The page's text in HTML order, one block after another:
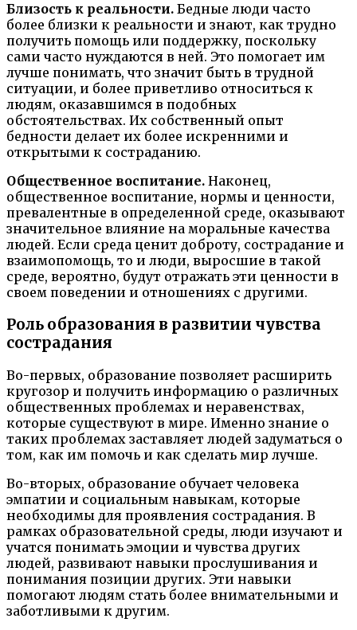
Близость к реальности. Бедные люди часто
более близки к реальности и знают, как трудно
получить помощь или поддержку, поскольку
сами часто нуждаются в ней. Это помогает им
лучше понимать, что значит быть в трудной
ситуации, и более приветливо относиться к
людям, оказавшимся в подобных
обстоятельствах. Их собственный опыт
бедности делает их более искренними и
открытыми к состраданию.
Общественное воспитание. Наконец,
общественное воспитание, нормы и ценности,
превалентные в определенной среде, оказывают
значительное влияние на моральные качества
людей. Если среда ценит доброту, сострадание и
взаимопомощь, то и люди, выросшие в такой
среде, вероятно, будут отражать эти ценности в
своем поведении и отношениях с другими.
Роль образования в развитии чувства
сострадания
Во-первых, образование позволяет расширить
кругозор и получить информацию о различных
общественных проблемах и неравенствах,
которые существуют в мире. Именно знание о
таких проблемах заставляет людей задуматься о
том, как им помочь и как сделать мир лучше.
Во-вторых, образование обучает человека
эмпатии и социальным навыкам, которые
необходимы для проявления сострадания. В
рамках образовательной среды, люди изучают и
учатся понимать эмоции и чувства других
людей, развивают навыки прослушивания и
понимания позиции других. Эти навыки
помогают людям стать более внимательными и
заботливыми к другим.